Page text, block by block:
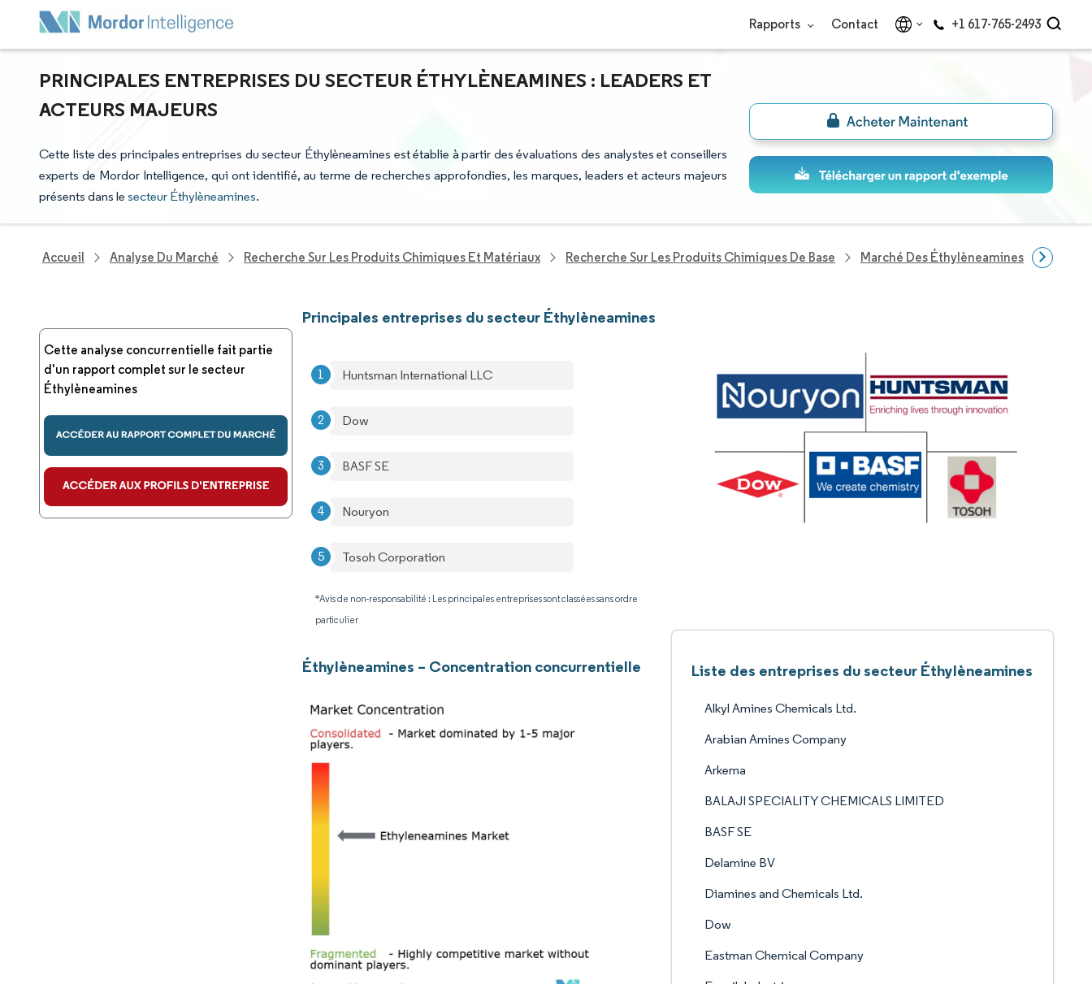
Rapports Contact +1 617-765-2493
PRINCIPALES ENTREPRISES DU SECTEUR ÉTHYLÈNEAMINES : LEADERS ET
ACTEURS MAJEURS
Cette liste des principales entreprises du secteur Éthylèneamines est établie à partir des évaluations des analystes et conseillers
experts de Mordor Intelligence, qui ont identifié, au terme de recherches approfondies, les marques, leaders et acteurs majeurs
présents dans le secteur Éthylèneamines.
Accueil Analyse Du Marché Recherche Sur Les Produits Chimiques Et Matériaux Recherche Sur Les Produits Chimiques De Base Marché Des Éthylèneamines
Cette analyse concurrentielle fait partie
d'un rapport complet sur le secteur
Éthylèneamines
Principales entreprises du secteur Éthylèneamines
Huntsman International LLC
Dow
BASF SE
Nouryon
Tosoh Corporation
*Avis de non-responsabilité : Les principales entreprises sont classées sans ordre
particulier
Éthylèneamines – Concentration concurrentielle Liste des entreprises du secteur Éthylèneamines
Alkyl Amines Chemicals Ltd.
Arabian Amines Company
Arkema
BALAJI SPECIALITY CHEMICALS LIMITED
BASF SE
Delamine BV
Diamines and Chemicals Ltd.
Dow
Eastman Chemical Company